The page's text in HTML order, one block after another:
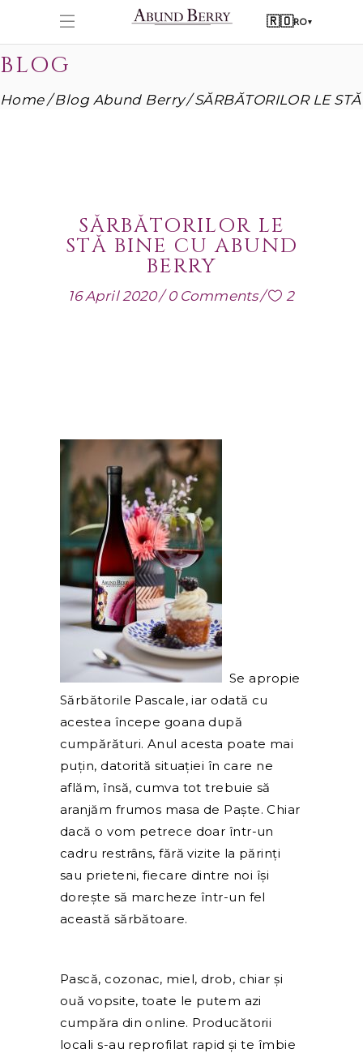
🇷🇴RO▾
BLOG
Home Blog Abund Berry SĂRBĂTORILOR LE
SĂRBĂTORILOR LE
STĂ BINE CU ABUND
BERRY
16 April 2020 0 Comments 2
Se apropie
Sărbătorile Pascale, iar odată cu
acestea începe goana după
cumpărături. Anul acesta poate mai
puțin, datorită situației în care ne
aflăm, însă, cumva tot trebuie să
aranjăm frumos masa de Paște. Chiar
dacă o vom petrece doar într-un
cadru restrâns, fără vizite la părinți
sau prieteni, fiecare dintre noi își
dorește să marcheze într-un fel
această sărbătoare.
Pască, cozonac, miel, drob, chiar și
ouă vopsite, toate le putem azi
cumpăra din online. Producătorii
locali s-au reprofilat rapid și te îmbie